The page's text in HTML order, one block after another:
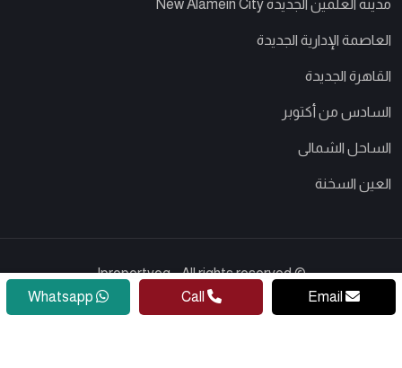
مدينة العلمين الجديدة New Alamein City
العاصمة الإدارية الجديدة
القاهرة الجديدة
السادس من أكتوبر
الساحل الشمالى
العين السخنة
© Ipropertyeg - All rights reserved
Email
Call
Whatsapp